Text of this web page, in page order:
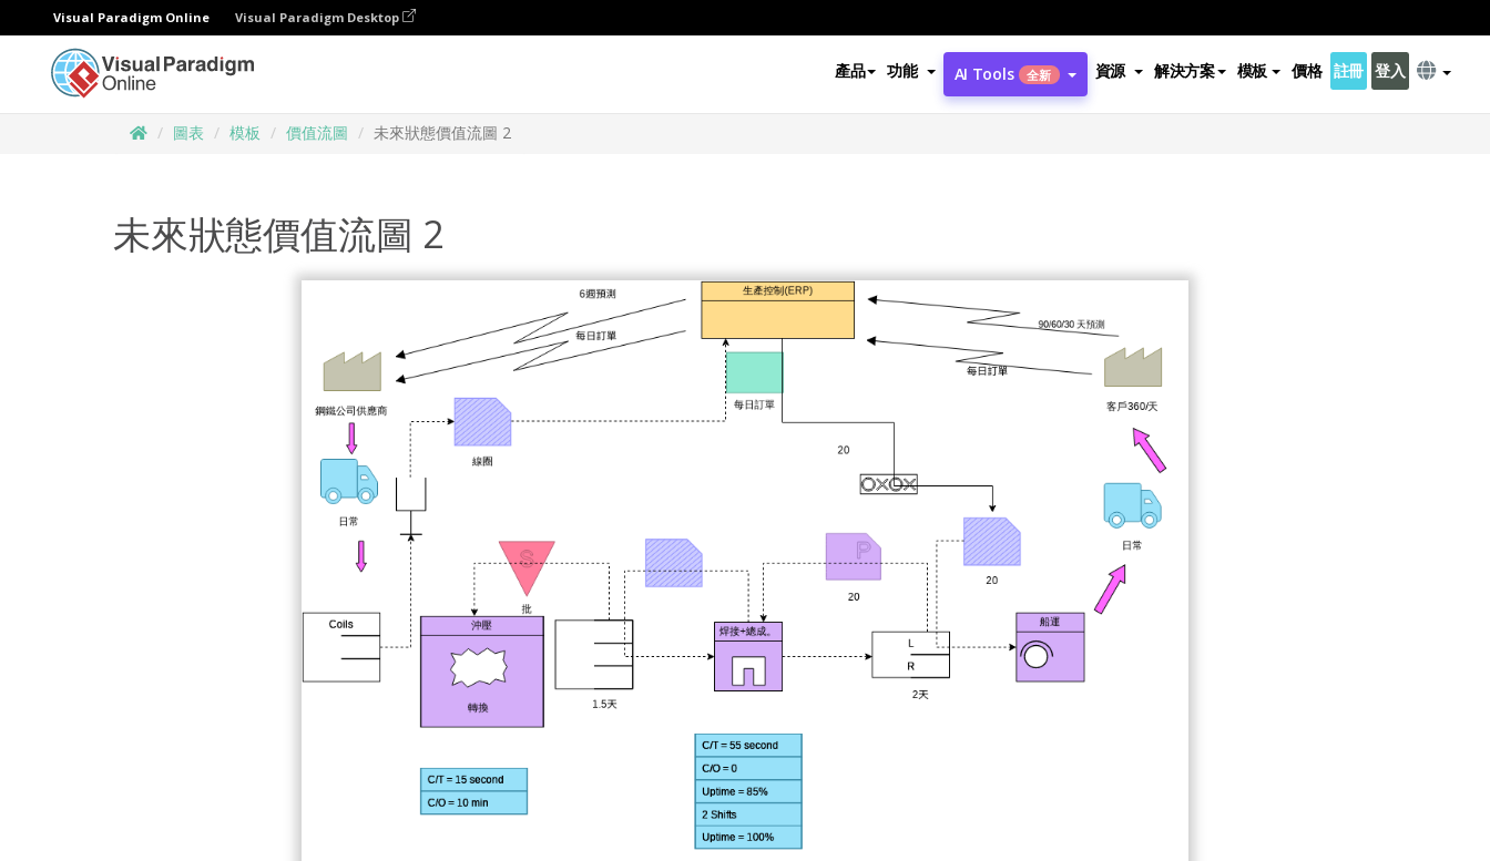
Visual Paradigm Online Visual Paradigm Desktop
產品 功能 AI Tools 全新 資源 解決方案 模板 價格 註冊 登入
圖表 模板 價值流圖 未來狀態價值流圖 2
未來狀態價值流圖 2